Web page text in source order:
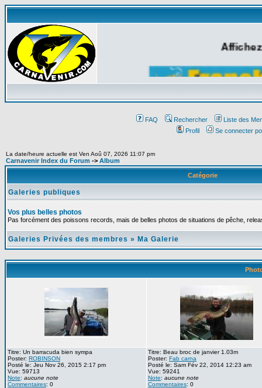
FAQ Rechercher
Liste des
Profil
Se connecter
La date/heure actuelle est Ven Aoû 07, 2026 11:07 pm
Carnavenir Index du Forum -> Album
Catégorie
Galeries publiques
Vos plus belles photos
Pas forcément des poissons records, mais de belles photos de situations de pêche,
Galeries Privées des membres » Ma Galerie
Titre: Un barracuda bien sympa
Poster: ROBINSON
Posté le: Jeu Nov 26, 2015 2:17 pm
Vue: 59713
Note: aucune note
Commentaires: 0
Titre: Beau broc de janvier 1.03m
Poster: Fab carna
Posté le: Sam Fév 22, 2014 12:23 am
Vue: 59241
Note: aucune note
Commentaires: 0